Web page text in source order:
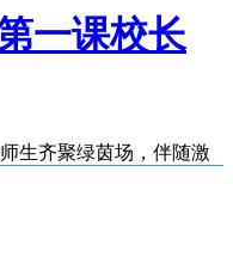
一课校长
生齐聚绿茵场，伴随激